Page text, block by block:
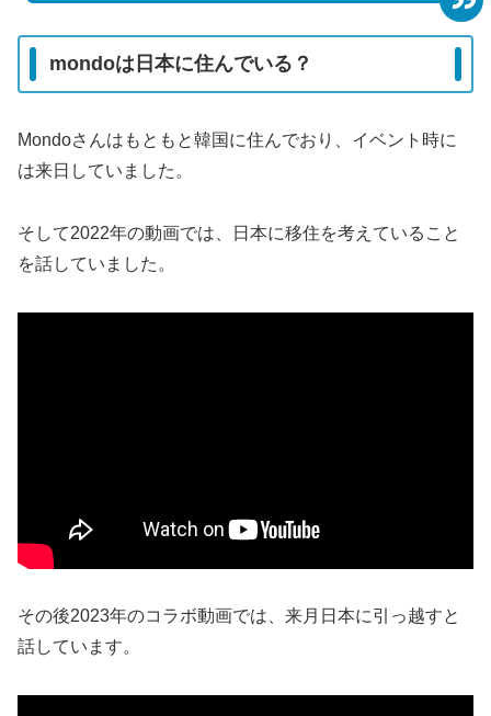
mondoは日本に住んでいる？
Mondoさんはもともと韓国に住んでおり、イベント時に
は来日していました。
そして2022年の動画では、日本に移住を考えていること
を話していました。
その後2023年のコラボ動画では、来月日本に引っ越すと
話しています。